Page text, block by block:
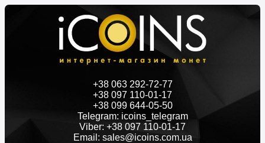
+38 063 292-72-77
+38 097 110-01-17
+38 099 644-05-50
Telegram: icoins_telegram
Viber: +38 097 110-01-17
Email: sales@icoins.com.ua